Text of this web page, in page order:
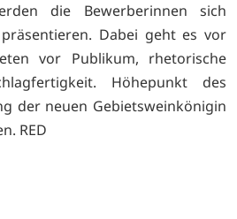
die Bewerberinnen sich
Dabei geht es vor
vor Publikum, rhetorische
Höhepunkt des
der neuen Gebietsweinkönigin
RED